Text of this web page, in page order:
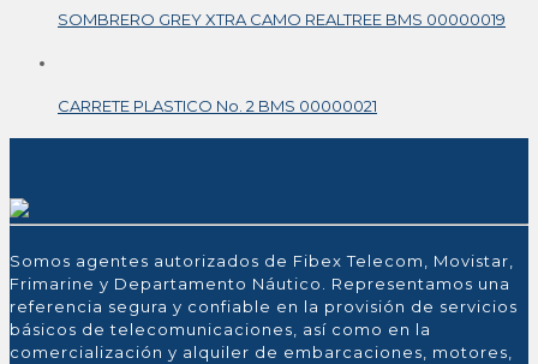
SOMBRERO GREY XTRA CAMO REALTREE BMS 00000019
CARRETE PLASTICO No. 2 BMS 00000021
Somos agentes autorizados de Fibex Telecom, Movistar,
Frimarine y Departamento Náutico. Representamos una
referencia segura y confiable en la provisión de servicios
básicos de telecomunicaciones, así como en la
comercialización y alquiler de embarcaciones, motores,